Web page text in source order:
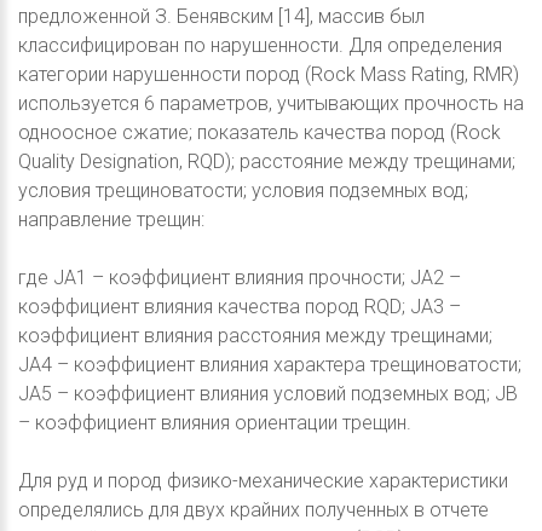
предложенной З. Бенявским [14], массив был
классифицирован по нарушенности. Для определения
категории нарушенности пород (Rock Mass Rating, RMR)
используется 6 параметров, учитывающих прочность на
одноосное сжатие; показатель качества пород (Rock
Quality Designation, RQD); расстояние между трещинами;
условия трещиноватости; условия подземных вод;
направление трещин:
где JA1 – коэффициент влияния прочности; JA2 –
коэффициент влияния качества пород RQD; JA3 –
коэффициент влияния расстояния между трещинами;
JA4 – коэффициент влияния характера трещиноватости;
JA5 – коэффициент влияния условий подземных вод; JB
– коэффициент влияния ориентации трещин.
Для руд и пород физико-механические характеристики
определялись для двух крайних полученных в отчете